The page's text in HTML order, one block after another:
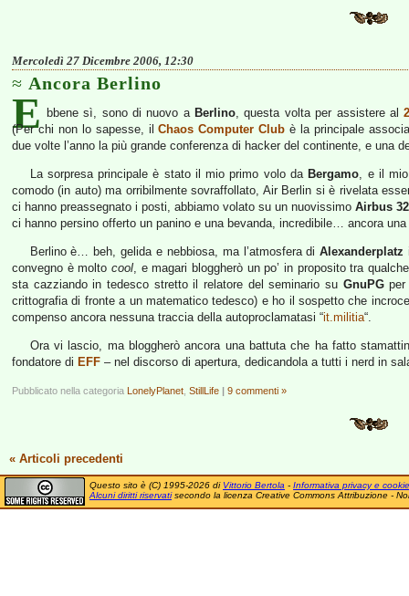
Mercoledì 27 Dicembre 2006, 12:30
Ancora Berlino
E bbene sì, sono di nuovo a Berlino, questa volta per assistere al
(Per chi non lo sapesse, ilChaos Computer Club è la principale
due volte l’anno la più grande conferenza di hacker del continente, e una
La sorpresa principale è stato il mio primo volo da Bergamo, e il
comodo (in auto) ma orribilmente sovraffollato, Air Berlin si è rivelata
ci hanno preassegnato i posti, abbiamo volato su un nuovissimo Airbus
ci hanno persino offerto un panino e una bevanda, incredibile… ancora
Berlino è… beh, gelida e nebbiosa, ma l’atmosfera diAlexanderplatz
convegno è molto cool, e magari bloggherò un po’ in proposito tra
sta cazziando in tedesco stretto il relatore del seminario su GnuPGper
crittografia di fronte a un matematico tedesco) e ho il sospetto che
compenso ancora nessuna traccia della autoproclamatasi “it.militia“.
Ora vi lascio, ma bloggherò ancora una battuta che ha fatto
fondatore di EFF – nel discorso di apertura, dedicandola a tutti i nerd in
Pubblicato nella categoria LonelyPlanet StillLife | 9 commenti »
« Articoli precedenti
Questo sito è (C) 1995-2026 di Vittorio Bertola - Informativa privacy e cookie
Alcuni diritti riservatisecondo la licenza Creative Commons Attribuzione -